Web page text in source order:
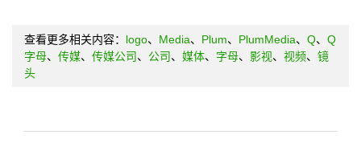
查看更多相关内容： logo、 Media、 Plum、 PlumMedia、 Q、 Q
字母、 传媒、 传媒公司、 公司、 媒体、 字母、 影视、 视频、 镜
头